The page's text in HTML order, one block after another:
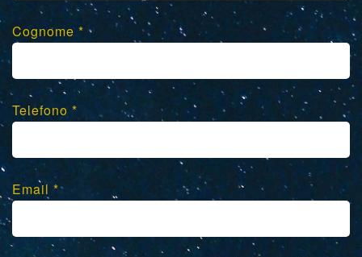
Cognome *
Telefono *
Email *